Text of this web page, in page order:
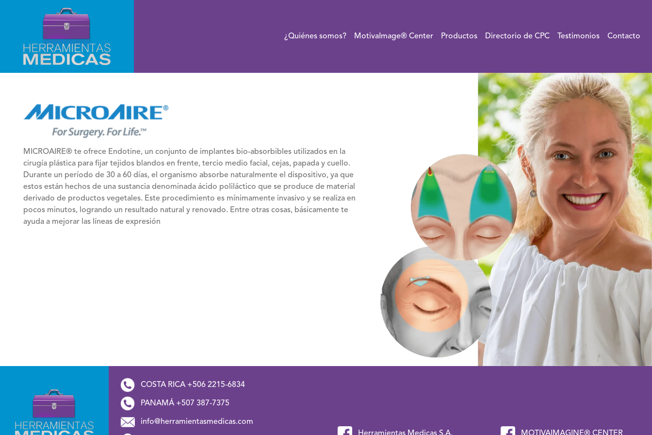
¿Quiénes somos? MotivaImage® Center Productos Directorio de CPC Testimonios Contacto
MICROAIRE® te ofrece Endotine, un conjunto de implantes bio-absorbibles utilizados en la
cirugía plástica para fijar tejidos blandos en frente, tercio medio facial, cejas, papada y cuello.
Durante un período de 30 a 60 días, el organismo absorbe naturalmente el dispositivo, ya que
estos están hechos de una sustancia denominada ácido poliláctico que se produce de material
derivado de productos vegetales. Este procedimiento es mínimamente invasivo y se realiza en
pocos minutos, logrando un resultado natural y renovado. Entre otras cosas, básicamente te
ayuda a mejorar las líneas de expresión
COSTA RICA +506 2215-6834
PANAMÁ +507 387-7375
info@herramientasmedicas.com
Herramientas Medicas S.A.
MOTIVAIMAGINE® CENTER